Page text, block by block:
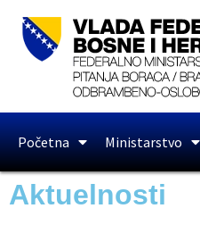
Početna Ministarstvo
Aktuelnosti